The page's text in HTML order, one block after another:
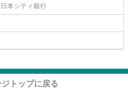
本シティ銀行
トップに戻る